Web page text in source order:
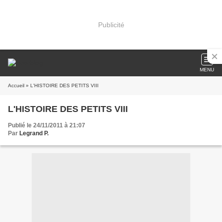
Publicité
MENU
Accueil » L'HISTOIRE DES PETITS VIII
L'HISTOIRE DES PETITS VIII
Publié le 24/11/2011 à 21:07
Par Legrand P.